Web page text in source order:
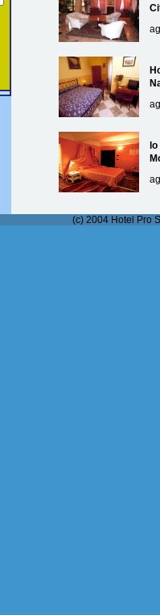
(c) 2004 Hotel Pro